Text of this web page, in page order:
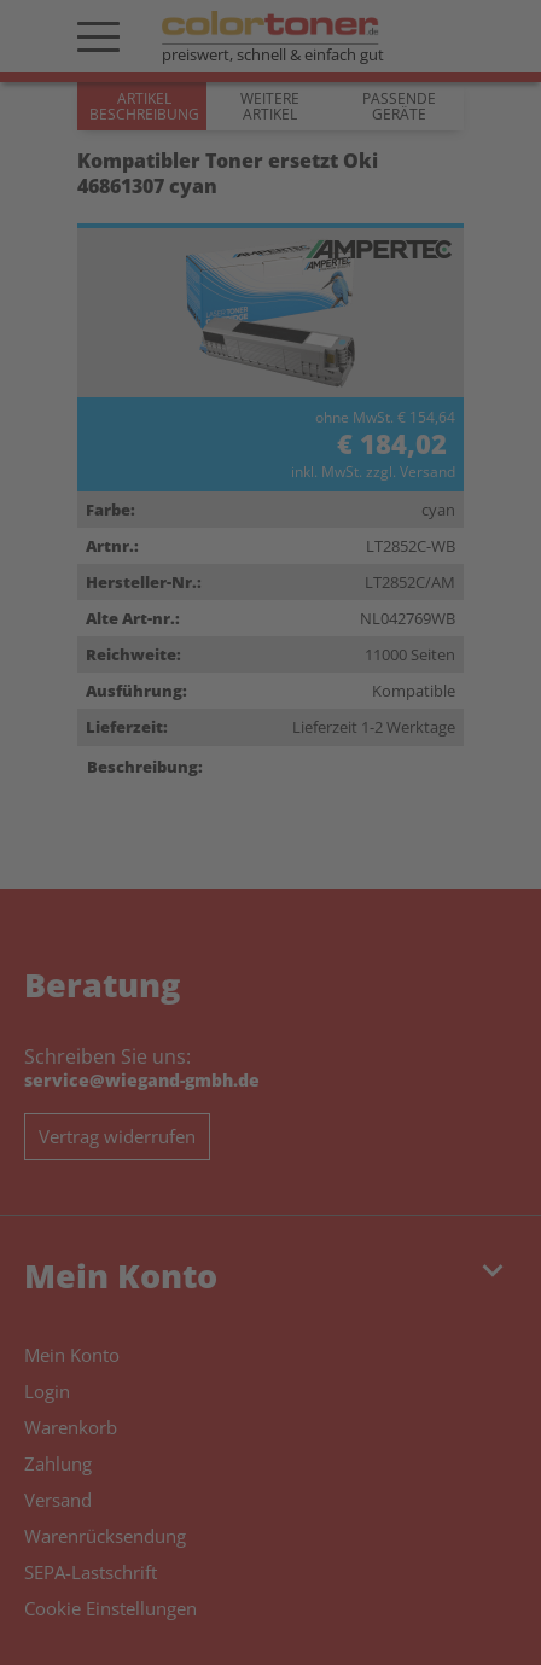
preiswert, schnell & einfach gut
ARTIKEL
BESCHREIBUNG
WEITERE
ARTIKEL
PASSENDE
GERÄTE
Kompatibler Toner ersetzt Oki
46861307 cyan
ohne MwSt. € 154,64
€ 184,02
inkl. MwSt. zzgl. Versand
Farbe:
cyan
Artnr.:
LT2852C-WB
Hersteller-Nr.:
LT2852C/AM
Alte Art-nr.:
NL042769WB
Reichweite:
11000 Seiten
Ausführung:
Kompatible
Lieferzeit:
Lieferzeit 1-2 Werktage
Beschreibung:
Beratung
Schreiben Sie uns:
service@wiegand-gmbh.de
Vertrag widerrufen
keyboard_arrow_down
Mein Konto
Mein Konto
Login
Warenkorb
Zahlung
Versand
Warenrücksendung
SEPA-Lastschrift
Cookie Einstellungen